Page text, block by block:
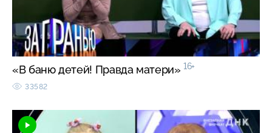
«В баню детей! Правда матери» 16+
33582